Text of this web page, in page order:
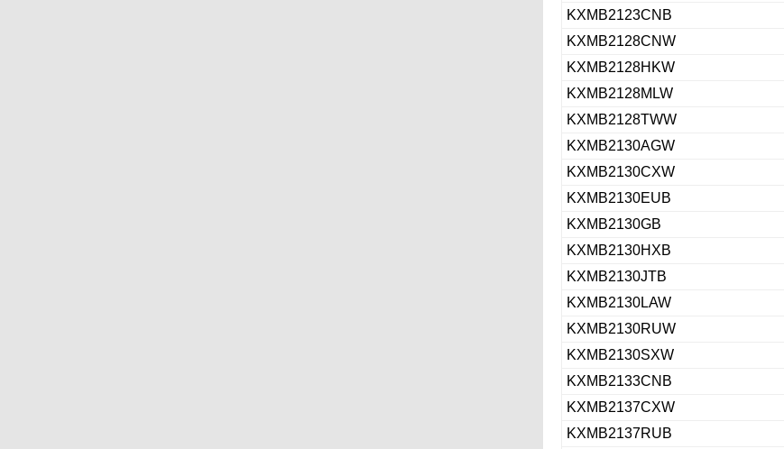
KXMB2123CNB
KXMB2128CNW
KXMB2128HKW
KXMB2128MLW
KXMB2128TWW
KXMB2130AGW
KXMB2130CXW
KXMB2130EUB
KXMB2130GB
KXMB2130HXB
KXMB2130JTB
KXMB2130LAW
KXMB2130RUW
KXMB2130SXW
KXMB2133CNB
KXMB2137CXW
KXMB2137RUB